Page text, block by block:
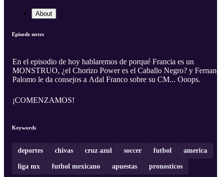
About
Episode notes
En el episodio de hoy hablaremos de porqué Francia es un
MONSTRUO, ¿el Chorizo Power es el Caballo Negro? y
Palomo le da consejos a Adal Franco sobre su CM... Ooops.
¡COMENZAMOS!
Keywords
deportes chivas cruz azul soccer futbol america
liga mx futbol mexicano apuestas pronosticos